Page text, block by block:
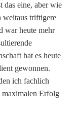
das eine, aber wie
weitaus triftigere
war heute mehr
hat es heute
gewonnen.
ich fachlich
maximalen Erfolg